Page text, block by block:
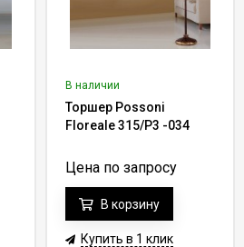
В наличии
Торшер Possoni
Floreale 315/P3 -034
Цена по запросу
В корзину
Купить в 1 клик